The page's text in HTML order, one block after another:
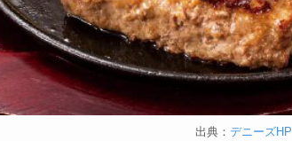
出典： デニーズHP